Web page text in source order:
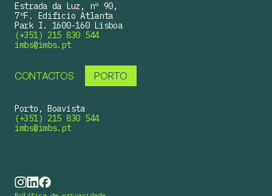
Estrada da Luz, nº 90,
7ºF. Edificio Atlanta
Park I. 1600-160 Lisboa
(+351) 215 830 544
imbs@imbs.pt
CONTACTOS PORTO
Porto, Boavista
(+351) 215 830 544
imbs@imbs.pt